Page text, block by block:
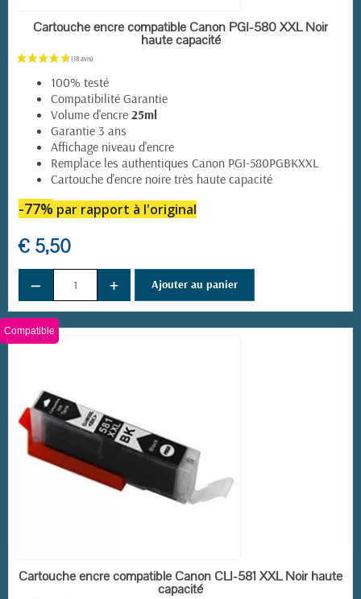
(28 avis)
EN STOCK
Cartouche encre compatible Canon PGI-580 XXL Noir
haute capacité
100% testé
Compatibilité Garantie
Volume d'encre 25ml
Garantie 3 ans
Affichage niveau d'encre
Remplace les authentiques Canon PGI-580PGBKXXL
Cartouche d'encre noire très haute capacité
-77% par rapport à l'original
€ 5,50
− + Ajouter au panier
EN STOCK
Compatible
Cartouche encre compatible Canon CLI-581 XXL Noir haute
capacité